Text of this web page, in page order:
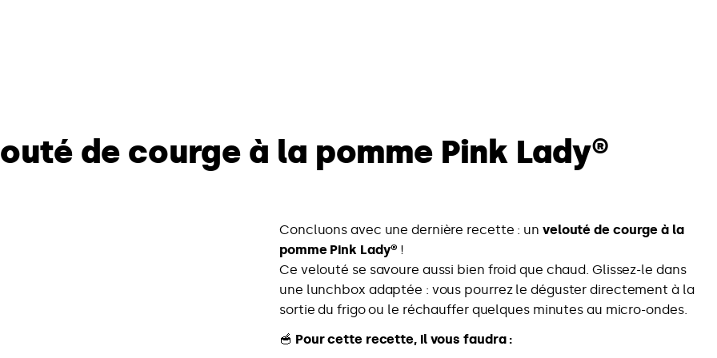
de courge à la pomme Pink Lady®
Concluons avec une dernière recette : un velouté de courge à la
pomme Pink Lady® !
Ce velouté se savoure aussi bien froid que chaud. Glissez-le dans
une lunchbox adaptée : vous pourrez le déguster directement à la
sortie du frigo ou le réchauffer quelques minutes au micro-ondes.
🥣 Pour cette recette, il vous faudra :